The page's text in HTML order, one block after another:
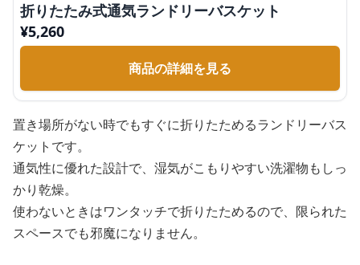
折りたたみ式通気ランドリーバスケット
¥5,260
商品の詳細を見る
置き場所がない時でもすぐに折りたためるランドリーバス
ケットです。
通気性に優れた設計で、湿気がこもりやすい洗濯物もしっ
かり乾燥。
使わないときはワンタッチで折りたためるので、限られた
スペースでも邪魔になりません。